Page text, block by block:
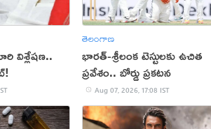
విశ్లేషణ..
తెలంగాణ
భారత్-శ్రీలంక టెస్టులకు ఉచిత
ప్రవేశం.. బోర్డు ప్రకటన
Aug 07, 2026, 17:08 IST